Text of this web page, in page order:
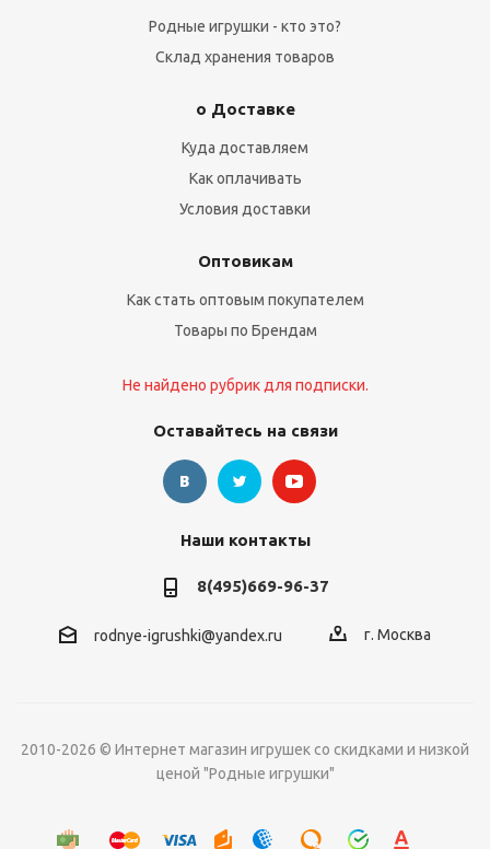
Родные игрушки - кто это?
Склад хранения товаров
о Доставке
Куда доставляем
Как оплачивать
Условия доставки
Оптовикам
Как стать оптовым покупателем
Товары по Брендам
Не найдено рубрик для подписки.
Оставайтесь на связи
Наши контакты
8(495)669-96-37
rodnye-igrushki@yandex.ru г. Москва
2010-2026 © Интернет магазин игрушек со скидками и низкой
ценой "Родные игрушки"